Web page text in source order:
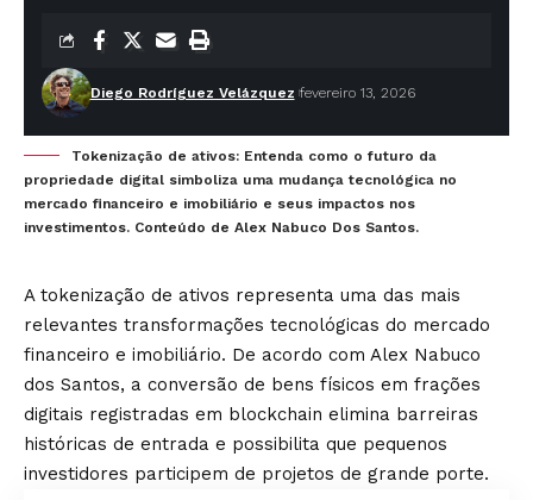
Diego Rodríguez Velázquez fevereiro 13, 2026
Tokenização de ativos: Entenda como o futuro da
propriedade digital simboliza uma mudança tecnológica no
mercado financeiro e imobiliário e seus impactos nos
investimentos. Conteúdo de Alex Nabuco Dos Santos.
A tokenização de ativos representa uma das mais
relevantes transformações tecnológicas do mercado
financeiro e imobiliário. De acordo com Alex Nabuco
dos Santos, a conversão de bens físicos em frações
digitais registradas em blockchain elimina barreiras
históricas de entrada e possibilita que pequenos
investidores participem de projetos de grande porte.